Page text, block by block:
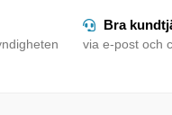
Bra
via e-post och